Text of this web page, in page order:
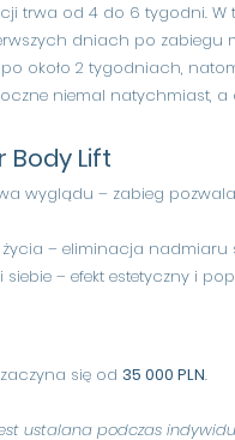
trwa od 4 do 6 tygodni.
dniach po zabiegu
około 2 tygodniach,
niemal natychmiast,
Body Lift
wyglądu – zabieg
życia – eliminacja
siebie – efekt estetyczny i
się od 35 000 PLN.
ustalana podczas